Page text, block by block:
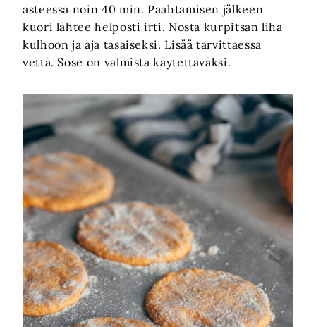
asteessa noin 40 min. Paahtamisen jälkeen
kuori lähtee helposti irti. Nosta kurpitsan liha
kulhoon ja aja tasaiseksi. Lisää tarvittaessa
vettä. Sose on valmista käytettäväksi.